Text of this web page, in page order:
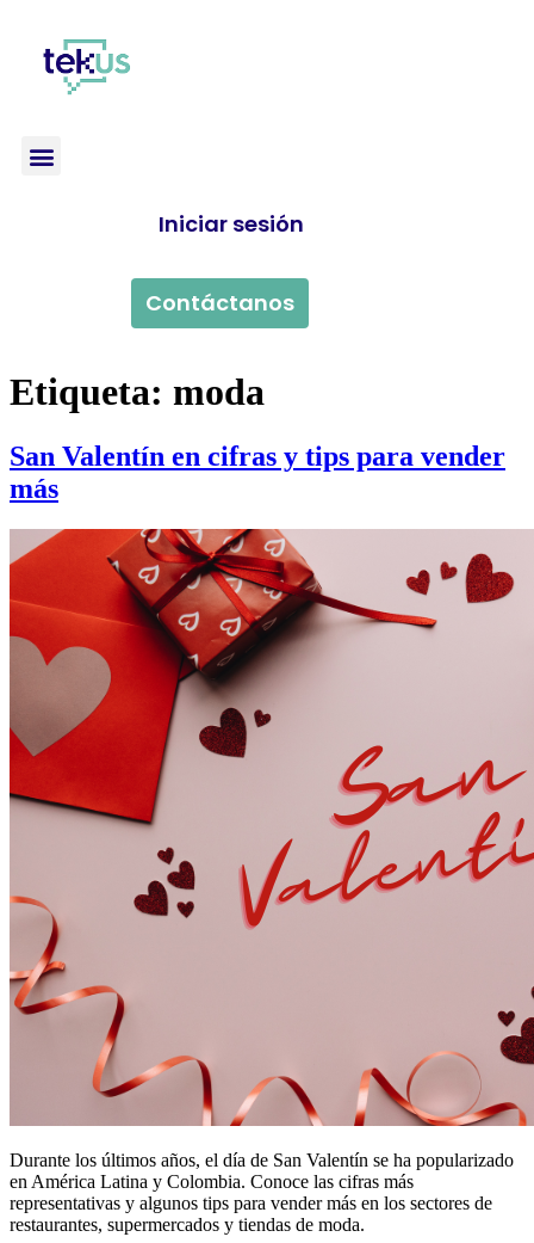
Iniciar sesión
Contáctanos
Etiqueta: moda
San Valentín en cifras y tips para vender
más
Durante los últimos años, el día de San Valentín se ha popularizado
en América Latina y Colombia. Conoce las cifras más
representativas y algunos tips para vender más en los sectores de
restaurantes, supermercados y tiendas de moda.